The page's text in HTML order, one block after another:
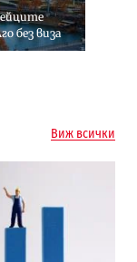
без виза
Виж всички